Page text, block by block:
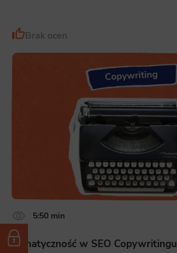
Brak ocen
5:50 min
Tematyczność w SEO Copywritingu